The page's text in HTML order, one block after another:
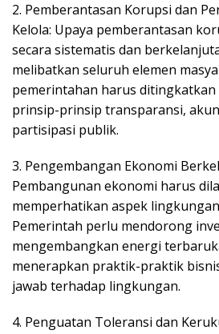
2. Pemberantasan Korupsi dan
Kelola: Upaya pemberantasan
secara sistematis dan
melibatkan seluruh elemen
pemerintahan harus
prinsip-prinsip transparansi,
partisipasi publik.
3. Pengembangan Ekonomi
Pembangunan ekonomi harus
memperhatikan aspek
Pemerintah perlu mendorong
mengembangkan energi
menerapkan praktik-praktik
jawab terhadap lingkungan.
4. Penguatan Toleransi dan